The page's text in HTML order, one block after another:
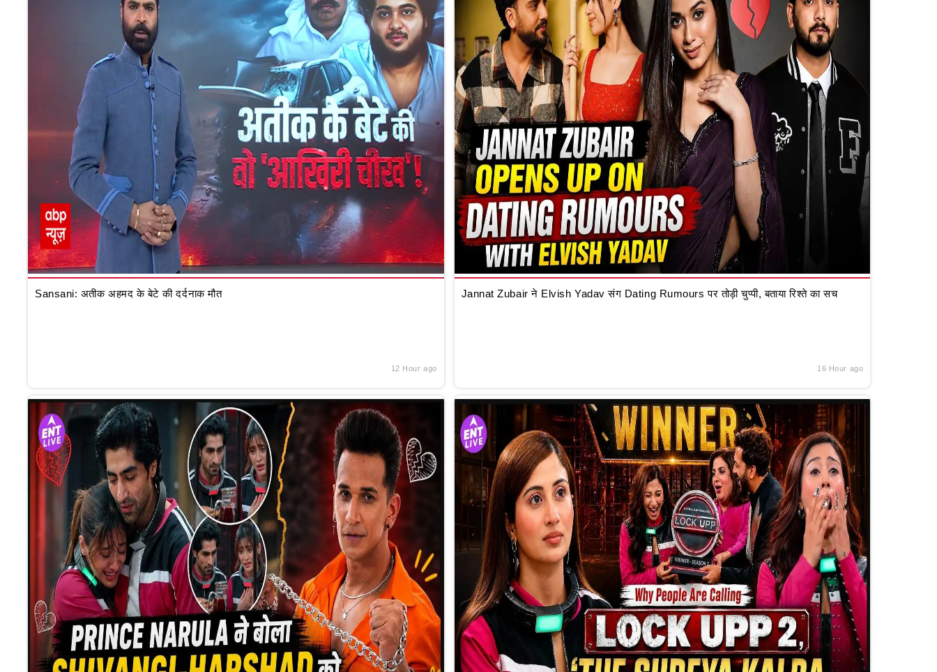
Sansani: अतीक अहमद के बेटे की दर्दनाक मौत
12 Hour ago
Jannat Zubair ने Elvish Yadav संग Dating Rumours पर तोड़ी चुप्पी, बताया रिश्ते का सच
16 Hour ago